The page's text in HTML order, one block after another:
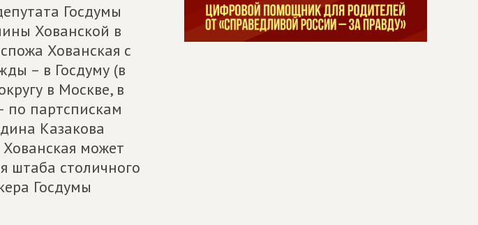
Госдумы
Хованской в
Хованская с
– в Госдуму (в
в Москве, в
по партспискам
Казакова
может
штаба столичного
Госдумы